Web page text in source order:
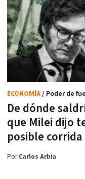
De dónde
que Milei dijo
posible
ECONOMÍA/ Poder de
PorCarlos Arbia